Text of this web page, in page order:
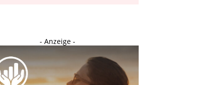
- Anzeige -